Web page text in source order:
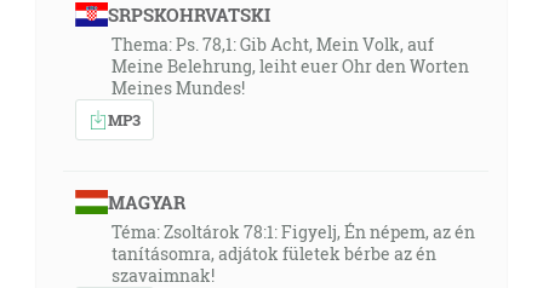
SRPSKOHRVATSKI
Thema: Ps. 78,1: Gib Acht, Mein Volk, auf
Meine Belehrung, leiht euer Ohr den Worten
Meines Mundes!
MP3
MAGYAR
Téma: Zsoltárok 78:1: Figyelj, Én népem, az én
tanításomra, adjátok fületek bérbe az én
szavaimnak!